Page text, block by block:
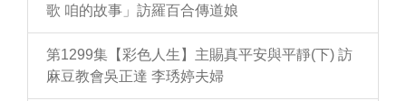
歌 咱的故事」訪羅百合傳道娘
第1299集【彩色人生】主賜真平安與平靜(下) 訪
麻豆教會吳正達 李琇婷夫婦